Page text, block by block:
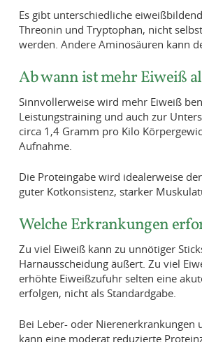
Es gibt unterschiedliche
Threonin und Tryptophan, nicht
werden. Andere Aminosäuren kann
Ab wann ist mehr Eiweiß
Sinnvollerweise wird mehr Eiweiß
Leistungstraining und auch zur
circa 1,4 Gramm pro Kilo
Aufnahme.
Die Proteingabe wird idealerweise
guter Kotkonsistenz, starker
Welche Erkrankungen
Zu viel Eiweiß kann zu unnötiger
Harnausscheidung äußert. Zu viel
erhöhte Eiweißzufuhr selten eine
erfolgen, nicht als Standardgabe.
Bei Leber- oder
kann eine moderat reduzierte